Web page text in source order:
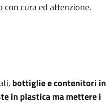
con cura ed attenzione.
bottiglie e contenitori in
in plastica ma mettere i